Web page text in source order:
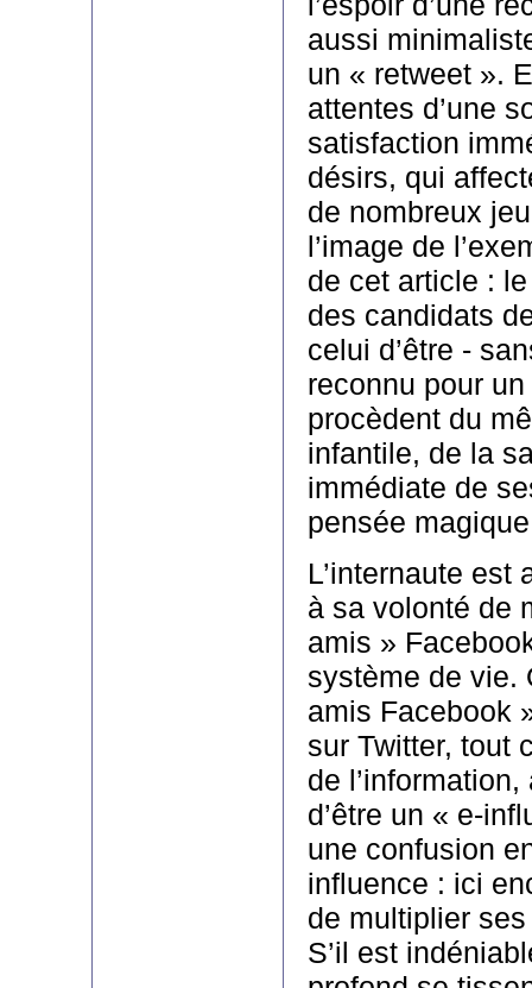
aussi
un « retweet ».
attentes d’une
satisfaction
désirs, qui
de nombreux
l’image de
de cet article :
des candidats
celui d’être -
reconnu pour
procèdent du
infantile, de la
immédiate de
pensée
L’internaute est
à sa volonté de
amis »
système de vie.
amis Facebook
sur Twitter, tout
de
d’être un « e-
une confusion
influence : ici
de multiplier
S’il est